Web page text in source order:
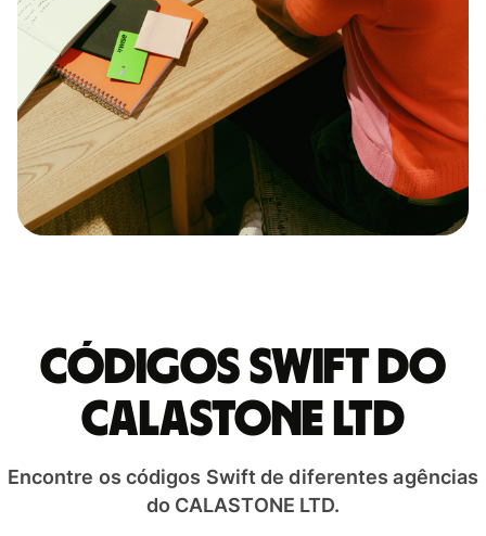
Códigos Swift do
CALASTONE LTD
Encontre os códigos Swift de diferentes agências
do CALASTONE LTD.